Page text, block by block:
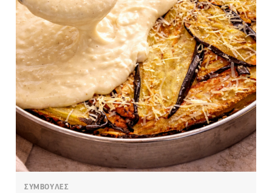
ΣΥΜΒΟΥΛΕΣ